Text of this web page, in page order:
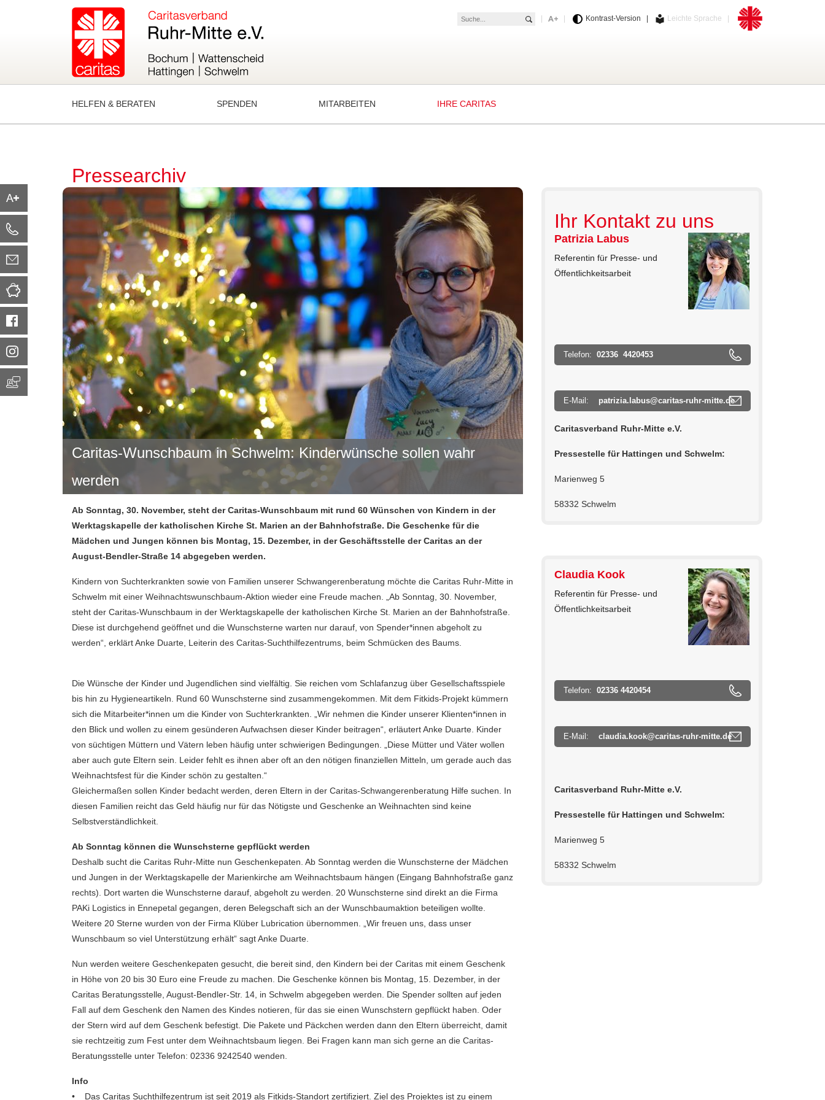
Suchbegriff eingeben
Schriftgröße ändernKontrast-Version Leichte Sprache Zur Caritas-Website
HELFEN & BERATEN SPENDEN MITARBEITEN IHRE CARITAS
Schriftgröße
Instagram
Onlineberatung
Pressearchiv
Caritas-Wunschbaum in Schwelm: Kinderwünsche sollen wahr
werden
Ab Sonntag, 30. November, steht der Caritas-Wunschbaum mit rund 60 Wünschen von Kindern in der
Werktagskapelle der katholischen Kirche St. Marien an der Bahnhofstraße. Die Geschenke für die
Mädchen und Jungen können bis Montag, 15. Dezember, in der Geschäftsstelle der Caritas an der
August-Bendler-Straße 14 abgegeben werden.
Kindern von Suchterkrankten sowie von Familien unserer Schwangerenberatung möchte die Caritas Ruhr-Mitte in
Schwelm mit einer Weihnachtswunschbaum-Aktion wieder eine Freude machen. „Ab Sonntag, 30. November,
steht der Caritas-Wunschbaum in der Werktagskapelle der katholischen Kirche St. Marien an der Bahnhofstraße.
Diese ist durchgehend geöffnet und die Wunschsterne warten nur darauf, von Spender*innen abgeholt zu
werden“, erklärt Anke Duarte, Leiterin des Caritas-Suchthilfezentrums, beim Schmücken des Baums.
Die Wünsche der Kinder und Jugendlichen sind vielfältig. Sie reichen vom Schlafanzug über Gesellschaftsspiele
bis hin zu Hygieneartikeln. Rund 60 Wunschsterne sind zusammengekommen. Mit dem Fitkids-Projekt kümmern
sich die Mitarbeiter*innen um die Kinder von Suchterkrankten. „Wir nehmen die Kinder unserer Klienten*innen in
den Blick und wollen zu einem gesünderen Aufwachsen dieser Kinder beitragen“, erläutert Anke Duarte. Kinder
von süchtigen Müttern und Vätern leben häufig unter schwierigen Bedingungen. „Diese Mütter und Väter wollen
aber auch gute Eltern sein. Leider fehlt es ihnen aber oft an den nötigen finanziellen Mitteln, um gerade auch das
Weihnachtsfest für die Kinder schön zu gestalten.“
Gleichermaßen sollen Kinder bedacht werden, deren Eltern in der Caritas-Schwangerenberatung Hilfe suchen. In
diesen Familien reicht das Geld häufig nur für das Nötigste und Geschenke an Weihnachten sind keine
Selbstverständlichkeit.
Ab Sonntag können die Wunschsterne gepflückt werden
Deshalb sucht die Caritas Ruhr-Mitte nun Geschenkepaten. Ab Sonntag werden die Wunschsterne der Mädchen
und Jungen in der Werktagskapelle der Marienkirche am Weihnachtsbaum hängen (Eingang Bahnhofstraße ganz
rechts). Dort warten die Wunschsterne darauf, abgeholt zu werden. 20 Wunschsterne sind direkt an die Firma
PAKi Logistics in Ennepetal gegangen, deren Belegschaft sich an der Wunschbaumaktion beteiligen wollte.
Weitere 20 Sterne wurden von der Firma Klüber Lubrication übernommen. „Wir freuen uns, dass unser
Wunschbaum so viel Unterstützung erhält“ sagt Anke Duarte.
Nun werden weitere Geschenkepaten gesucht, die bereit sind, den Kindern bei der Caritas mit einem Geschenk
in Höhe von 20 bis 30 Euro eine Freude zu machen. Die Geschenke können bis Montag, 15. Dezember, in der
Caritas Beratungsstelle, August-Bendler-Str. 14, in Schwelm abgegeben werden. Die Spender sollten auf jeden
Fall auf dem Geschenk den Namen des Kindes notieren, für das sie einen Wunschstern gepflückt haben. Oder
der Stern wird auf dem Geschenk befestigt. Die Pakete und Päckchen werden dann den Eltern überreicht, damit
sie rechtzeitig zum Fest unter dem Weihnachtsbaum liegen. Bei Fragen kann man sich gerne an die Caritas-
Beratungsstelle unter Telefon: 02336 9242540 wenden.
Info
• Das Caritas Suchthilfezentrum ist seit 2019 als Fitkids-Standort zertifiziert. Ziel des Projektes ist zu einem
Ihr Kontakt zu uns
Patrizia Labus
Referentin für Presse- und
Öffentlichkeitsarbeit
Telefon: 02336 4420453
E-Mail: patrizia.labus@caritas-ruhr-mitte.de
Caritasverband Ruhr-Mitte e.V.
Pressestelle für Hattingen und Schwelm:
Marienweg 5
58332 Schwelm
Claudia Kook
Referentin für Presse- und
Öffentlichkeitsarbeit
Telefon: 02336 4420454
E-Mail: claudia.kook@caritas-ruhr-mitte.de
Caritasverband Ruhr-Mitte e.V.
Pressestelle für Hattingen und Schwelm:
Marienweg 5
58332 Schwelm